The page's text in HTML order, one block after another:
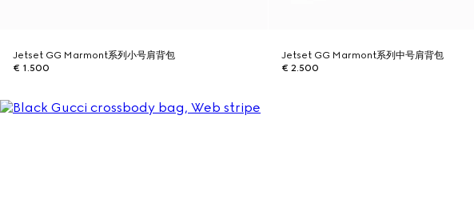
Jetset GG Marmont系列小号肩背包
€ 1.500
Jetset GG Marmont系列中号肩背包
€ 2.500